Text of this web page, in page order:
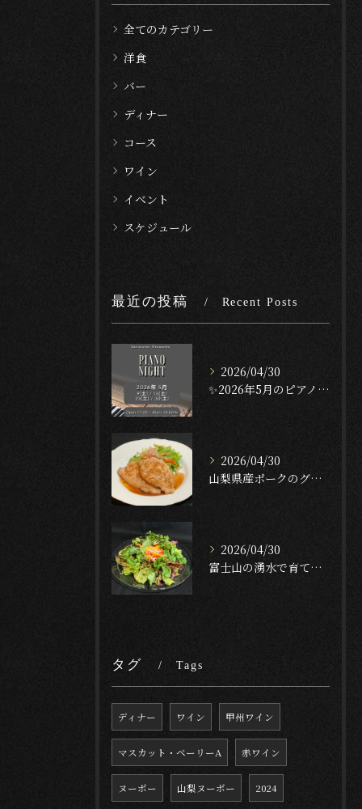
全てのカテゴリー
洋食
バー
ディナー
コース
ワイン
イベント
スケジュール
最近の投稿 Recent Posts
2026/04/30
✨2026年5月のピアノナイト✨
2026/04/30
山梨県産ポークのグリル — ガーリック・テリヤキ・ソース🐖🔥...
2026/04/30
富士山の湧水で育てたクレソンのサラダ🥬✨[English f...
タグ Tags
ディナー ワイン 甲州ワイン
マスカット・ベーリーA 赤ワイン
ヌーボー 山梨ヌーボー 2024